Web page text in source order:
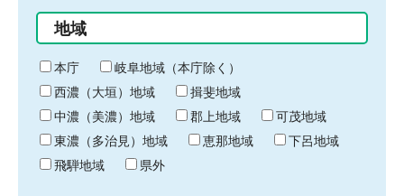
始
り
間
終
わ
り
地域
本庁
岐阜地域（本庁除く）
西濃（大垣）地域
揖斐地域
中濃（美濃）地域
郡上地域
可茂地域
東濃（多治見）地域
恵那地域
下呂地域
飛騨地域
県外